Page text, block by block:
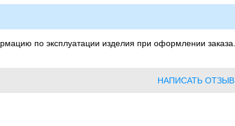
по эксплуатации изделия при оформлении заказа.
НАПИСАТЬ ОТЗЫВ